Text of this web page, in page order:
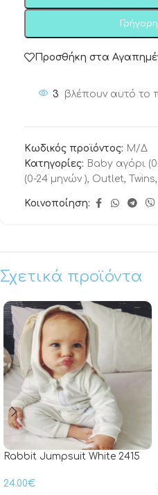
Προσθήκη στα
3 βλέπουν αυτό το
Κωδικός προϊόντος: Μ/Δ
Κατηγορίες: Baby αγόρι
(0-24 μηνών ), Outlet, Twins,
Κοινοποίηση:
Σχετικά προϊόντα
Rabbit Jumpsuit White 2415
24.00€